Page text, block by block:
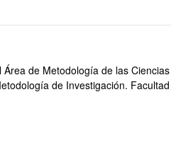
de Metodología de las
de Investigación.